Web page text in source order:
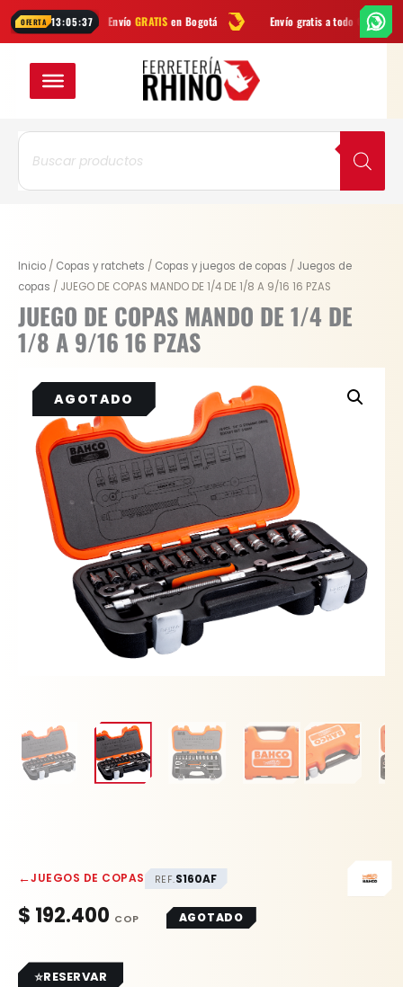
OFERTA 13:05:37
EnvíoGRATISen Bogotá Envío gratis a todo Colombia desde
Búsqueda
productos
Inicio / Copas y ratchets / Copas y juegos de copas / Juegos de
copas / JUEGO DE COPAS MANDO DE 1/4 DE 1/8 A 9/16 16 PZAS
JUEGO DE COPAS MANDO DE 1/4 DE
1/8 A 9/16 16 PZAS
←JUEGOS DE COPAS REF.S160AF
$ 192.400 AGOTADO
RESERVAR